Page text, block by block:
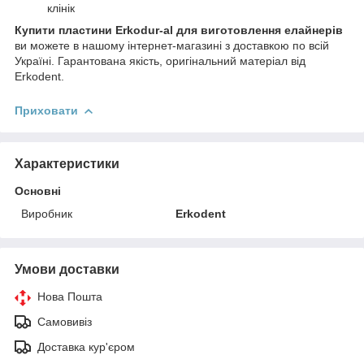
клінік
Купити пластини Erkodur-al для виготовлення елайнерів
ви можете в нашому інтернет-магазині з доставкою по всій
Україні. Гарантована якість, оригінальний матеріал від
Erkodent.
Приховати
Характеристики
Основні
Виробник
Erkodent
Умови доставки
Нова Пошта
Самовивіз
Доставка кур'єром